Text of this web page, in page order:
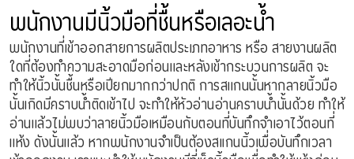
พนักงานมีนิ้วมือที่ชื้นหรือเลอะน้ำ
พนักงานที่เข้าออกสายการผลิตประเภทอาหาร หรือ สายงานผลิต
ใดที่ต้องทำความสะอาดมือก่อนและหลังเข้ากระบวนการผลิต จะ
ทำให้นิ้วนั้นชื้นหรือเปียกมากกว่าปกติ การสเเกนนั้นหากลายนิ้วมือ
นั้นเกิดมีคราบน้ำติดเข้าไป จะทำให้หัวอ่านอ่านคราบน้ำนั้นด้วย ทำให้
อ่านแล้วไม่พบว่าลายนิ้วมือเหมือนกับตอนที่บันทึกจำเอาไว้ตอนที่
แห้ง ดังนั้นแล้ว หากพนักงานจำเป็นต้องสเเกนนิ้วเพื่อบันทึกเวลา